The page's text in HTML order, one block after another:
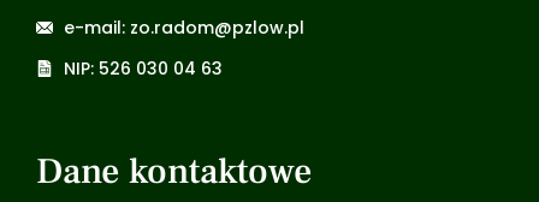
e-mail: zo.radom@pzlow.pl
NIP: 526 030 04 63
Dane kontaktowe